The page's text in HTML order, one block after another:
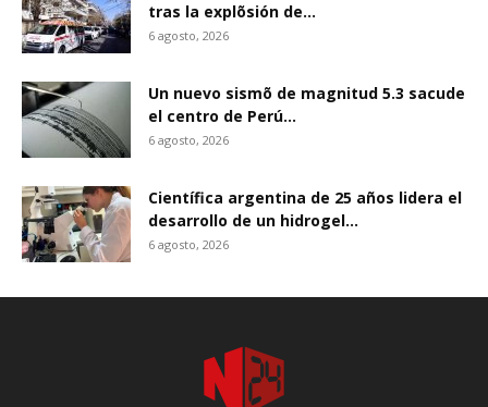
tras la explõsión de...
6 agosto, 2026
Un nuevo sismõ de magnitud 5.3 sacude
el centro de Perú...
6 agosto, 2026
Científica argentina de 25 años lidera el
desarrollo de un hidrogel...
6 agosto, 2026